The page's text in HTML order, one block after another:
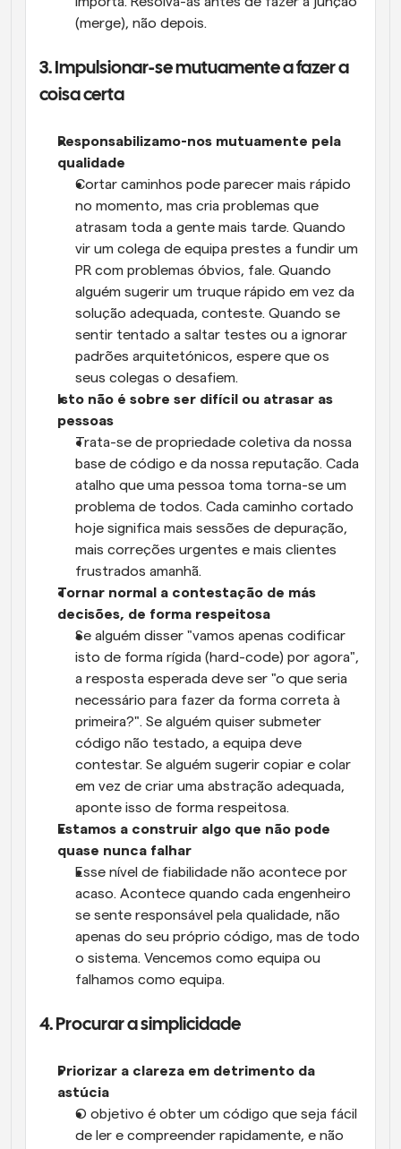
(merge), não depois.
3. Impulsionar-se mutuamente a fazer a
coisa certa
Responsabilizamo-nos mutuamente pela
qualidade
Cortar caminhos pode parecer mais rápido
no momento, mas cria problemas que
atrasam toda a gente mais tarde. Quando
vir um colega de equipa prestes a fundir um
PR com problemas óbvios, fale. Quando
alguém sugerir um truque rápido em vez da
solução adequada, conteste. Quando se
sentir tentado a saltar testes ou a ignorar
padrões arquitetónicos, espere que os
seus colegas o desafiem.
Isto não é sobre ser difícil ou atrasar as
pessoas
Trata-se de propriedade coletiva da nossa
base de código e da nossa reputação. Cada
atalho que uma pessoa toma torna-se um
problema de todos. Cada caminho cortado
hoje significa mais sessões de depuração,
mais correções urgentes e mais clientes
frustrados amanhã.
Tornar normal a contestação de más
decisões, de forma respeitosa
Se alguém disser "vamos apenas codificar
isto de forma rígida (hard-code) por agora",
a resposta esperada deve ser "o que seria
necessário para fazer da forma correta à
primeira?". Se alguém quiser submeter
código não testado, a equipa deve
contestar. Se alguém sugerir copiar e colar
em vez de criar uma abstração adequada,
aponte isso de forma respeitosa.
Estamos a construir algo que não pode
quase nunca falhar
Esse nível de fiabilidade não acontece por
acaso. Acontece quando cada engenheiro
se sente responsável pela qualidade, não
apenas do seu próprio código, mas de todo
o sistema. Vencemos como equipa ou
falhamos como equipa.
4. Procurar a simplicidade
Priorizar a clareza em detrimento da
astúcia
O objetivo é obter um código que seja fácil
de ler e compreender rapidamente, e não